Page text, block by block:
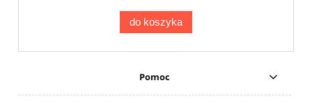
do koszyka
Pomoc